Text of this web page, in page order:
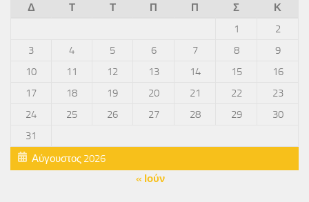
Αύγουστος 2026
Δ Τ Τ Π Π Σ
Κ
1
2
3
4 5 6 7 8
9
10
11 12 13 14 15
16
17
18 19 20 21 22
23
24
25 26 27 28 29
30
31
« Ιούν